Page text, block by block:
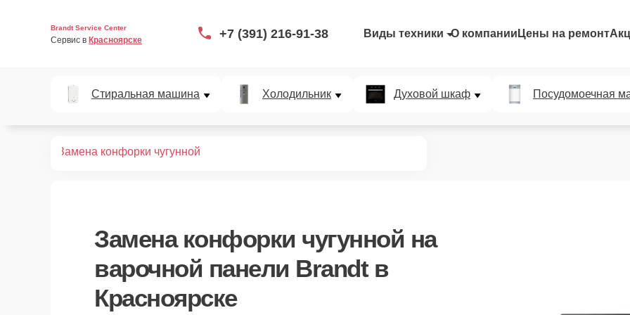
Brandt Service Center
Сервис в Красноярске +7 (391) 216-91-38 Виды техники О компании Цены на ремонт
Стиральная машина Холодильник Духовой шкаф Посудомоечная
Замена конфорки чугунной
Замена конфорки чугунной на
варочной панели Brandt в
Красноярске